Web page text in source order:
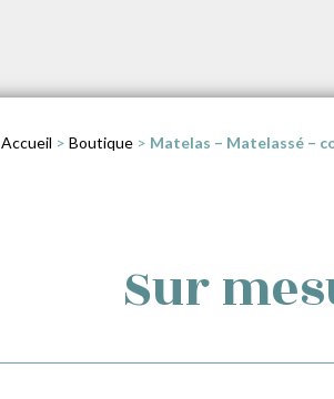
Accueil > Boutique> Matelas – Matelassé –
Sur